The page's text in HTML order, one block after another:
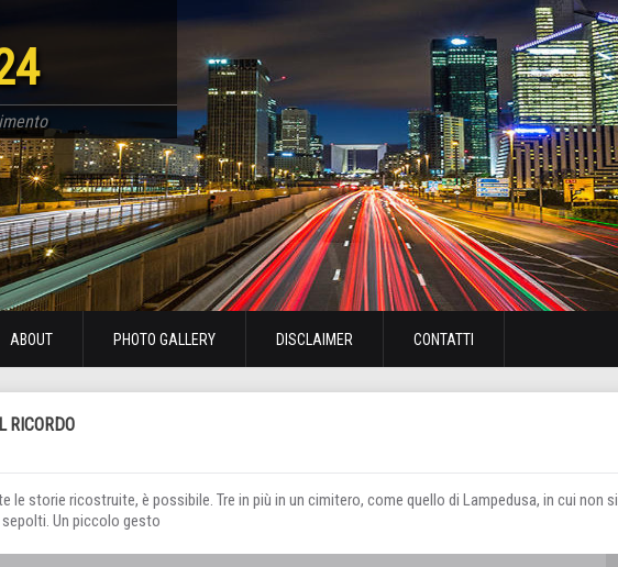
ABOUT PHOTO GALLERY DISCLAIMER CONTATTI
RICORDO
le storie ricostruite, è possibile. Tre in più in un cimitero, come quello di Lampedusa, in cui non si
Un piccolo gesto